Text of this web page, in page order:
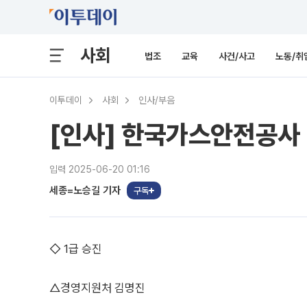
사회 법조 교육 사건/사고 노동/취
이투데이 사회 인사/부음
[인사] 한국가스안전공사
입력 2025-06-20 01:16
세종=노승길 기자 구독
◇ 1급 승진
△경영지원처 김명진